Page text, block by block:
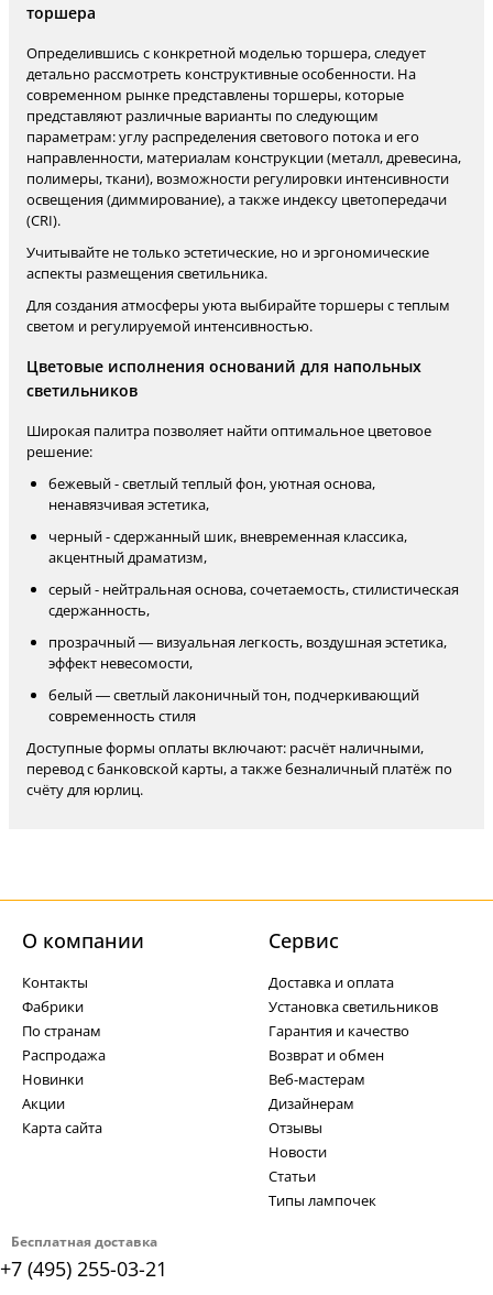
торшера
Определившись с конкретной моделью торшера, следует
детально рассмотреть конструктивные особенности. На
современном рынке представлены торшеры, которые
представляют различные варианты по следующим
параметрам: углу распределения светового потока и его
направленности, материалам конструкции (металл, древесина,
полимеры, ткани), возможности регулировки интенсивности
освещения (диммирование), а также индексу цветопередачи
(CRI).
Учитывайте не только эстетические, но и эргономические
аспекты размещения светильника.
Для создания атмосферы уюта выбирайте торшеры с теплым
светом и регулируемой интенсивностью.
Цветовые исполнения оснований для напольных
светильников
Широкая палитра позволяет найти оптимальное цветовое
решение:
бежевый - светлый теплый фон, уютная основа,
ненавязчивая эстетика,
черный - сдержанный шик, вневременная классика,
акцентный драматизм,
серый - нейтральная основа, сочетаемость, стилистическая
сдержанность,
прозрачный — визуальная легкость, воздушная эстетика,
эффект невесомости,
белый — светлый лаконичный тон, подчеркивающий
современность стиля
Доступные формы оплаты включают: расчёт наличными,
перевод с банковской карты, а также безналичный платёж по
счёту для юрлиц.
Бесплатная доставка
+7 (495) 255-03-21
О компании
Контакты
Фабрики
По странам
Распродажа
Новинки
Акции
Карта сайта
Cервис
Доставка и оплата
Установка светильников
Гарантия и качество
Возврат и обмен
Веб-мастерам
Дизайнерам
Отзывы
Новости
Статьи
Типы лампочек